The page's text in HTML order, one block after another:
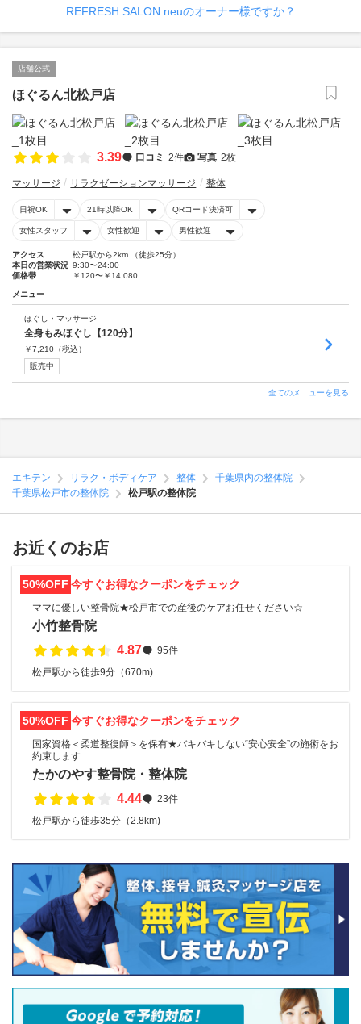
REFRESH SALON neuのオーナー様ですか？
店舗公式
ほぐるん北松戸店
3.39 口コミ 2件 写真 2枚
マッサージ リラクゼーションマッサージ 整体
日祝OK 21時以降OK QRコード決済可
女性スタッフ 女性歓迎 男性歓迎
アクセス
松戸駅から2km （徒歩25分）
本日の営業状況 9:30〜24:00
価格帯
￥120〜￥14,080
メニュー
ほぐし・マッサージ
全身もみほぐし【120分】
￥7,210 （税込）
販売中
全てのメニューを見る
エキテン リラク・ボディケア 整体
千葉県内の整体院
千葉県松戸市の整体院
松戸駅の整体院
お近くのお店
50%OFF 今すぐお得なクーポンをチェック
ママに優しい整骨院★松戸市での産後のケアお任せください☆
小竹整骨院
4.87
95件
松戸駅から徒歩9分（670m)
50%OFF 今すぐお得なクーポンをチェック
国家資格＜柔道整復師＞を保有★バキバキしない“安心安全”の施術をお
約束します
たかのやす整骨院・整体院
4.44
23件
松戸駅から徒歩35分（2.8km)